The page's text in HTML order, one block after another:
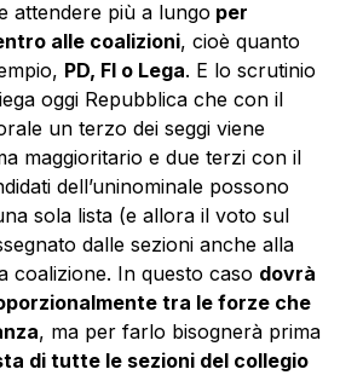
attendere più a lungo per
alle coalizioni, cioè quanto
PD, FI o Lega. E lo scrutinio
oggi Repubblica che con il
un terzo dei seggi viene
maggioritario e due terzi con il
dell’uninominale possono
sola lista (e allora il voto sul
dalle sezioni anche alla
coalizione. In questo caso dovrà
tra le forze che
, ma per farlo bisognerà prima
di tutte le sezioni del collegio